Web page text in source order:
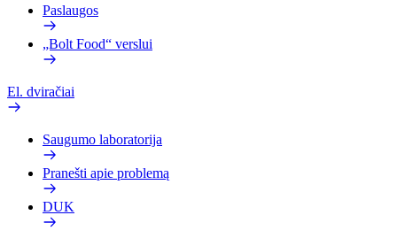
Paslaugos
„Bolt Food“ verslui
El. dviračiai
Saugumo laboratorija
Pranešti apie problemą
DUK